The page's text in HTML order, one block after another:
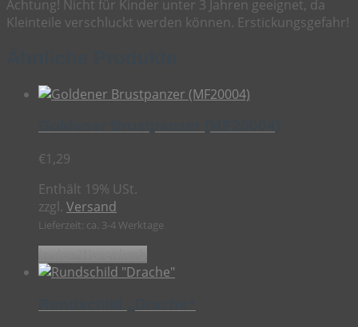
Achtung! Nicht für Kinder unter 3 Jahren geeignet, da
Kleinteile verschluckt werden können. Erstickungsgefahr!
€1,29
Enthält 19% USt.
zzgl. Versand
Lieferzeit: ca. 3-4 Werktage